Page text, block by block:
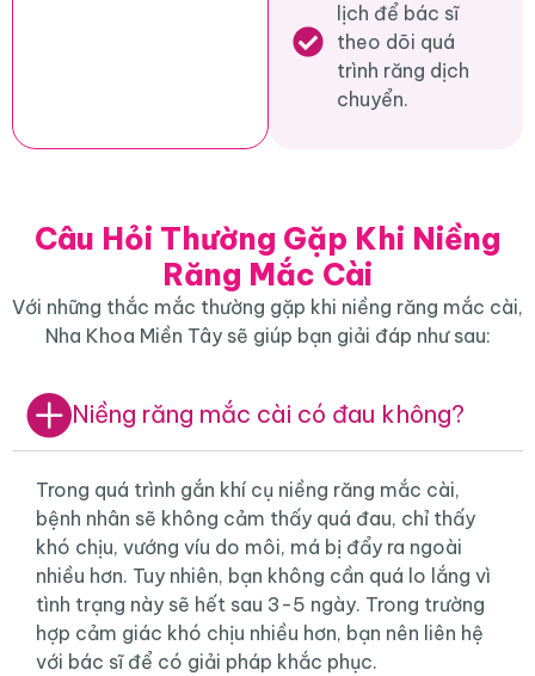
lịch để bác sĩ
theo dõi quá
trình răng dịch
chuyển.
Câu Hỏi Thường Gặp Khi Niềng
Răng Mắc Cài
Với những thắc mắc thường gặp khi niềng răng mắc cài,
Nha Khoa Miền Tây sẽ giúp bạn giải đáp như sau:
Niềng răng mắc cài có đau không?
Trong quá trình gắn khí cụ niềng răng mắc cài,
bệnh nhân sẽ không cảm thấy quá đau, chỉ thấy
khó chịu, vướng víu do môi, má bị đẩy ra ngoài
nhiều hơn. Tuy nhiên, bạn không cần quá lo lắng vì
tình trạng này sẽ hết sau 3-5 ngày. Trong trường
hợp cảm giác khó chịu nhiều hơn, bạn nên liên hệ
với bác sĩ để có giải pháp khắc phục.